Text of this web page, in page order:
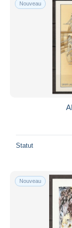
Nouveau
Statut
Nouveau